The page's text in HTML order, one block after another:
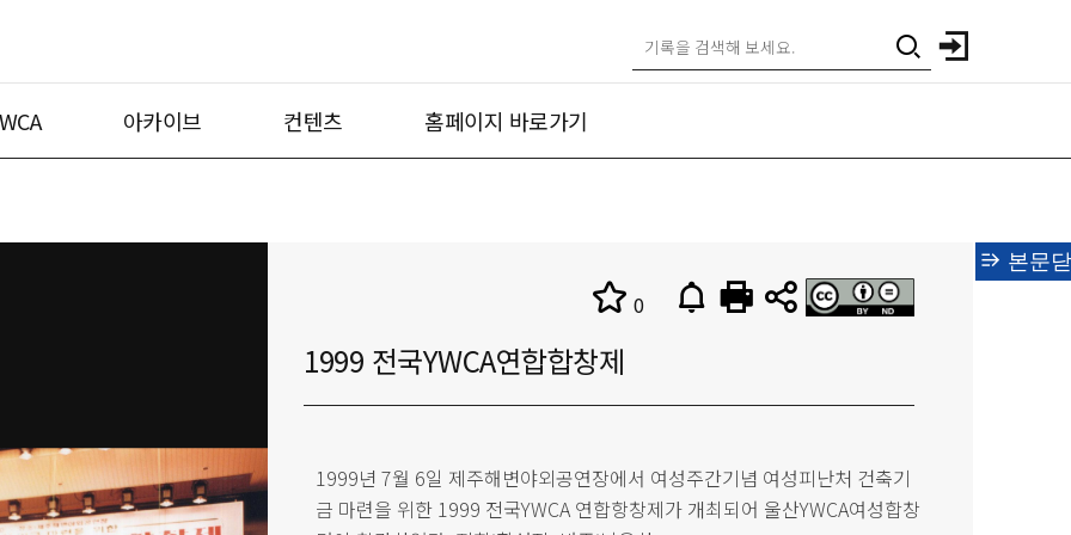
아카이브 컨텐츠 홈페이지 바로가기
본문
0
1999 전국YWCA연합합창제
1999년 7월 6일 제주해변야외공연장에서 여성주간기념 여성피난처 건축기
금 마련을 위한 1999 전국YWCA 연합항창제가 개최되어 울산YWCA여성합창